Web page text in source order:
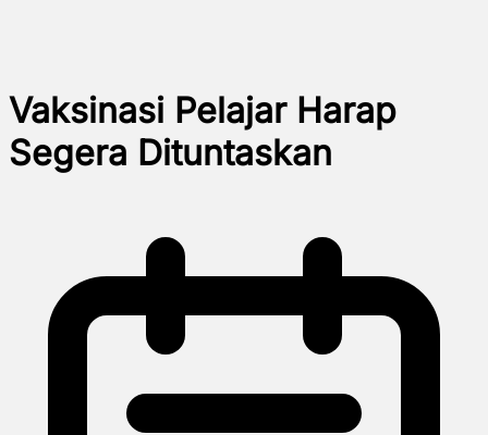
Vaksinasi Pelajar Harap
Segera Dituntaskan